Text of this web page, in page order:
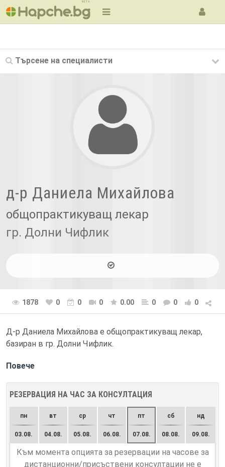
BETA
Търсене на специалисти
д-р Даниела Михайлова
общопрактикуващ лекар
гр. Долни Чифлик
1878 0 0 0 0.00 0 0 0
Д-р Даниела Михайлова е общопрактикуващ лекар,
базиран в гр. Долни Чифлик.
Повече
РЕЗЕРВАЦИЯ НА ЧАС ЗА КОНСУЛТАЦИЯ
пн
03.08.
вт
04.08.
ср
05.08.
чт
06.08.
пт
07.08.
сб
08.08.
нд
09.08.
Към момента опцията за резервации на часове за
дистанционни/присъствени консултации не е